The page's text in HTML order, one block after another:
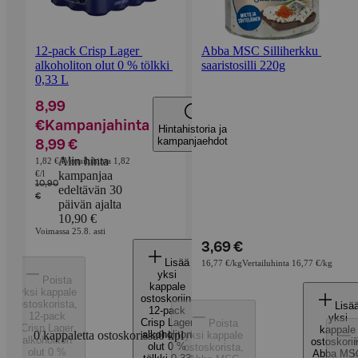
12-pack Crisp Lager
alkoholiton olut 0 % tölkki
0,33 L
8,99
€ Kampanjahinta
8,99 €
Hintahistoria ja
kampanjaehdot
10,90
€
Alin hinta
kampanjaa
edeltävän 30
päivän ajalta
10,90 €
1,82 €/lVertailuhinta 1,82
€/l
Voimassa 25.8. asti
Poista
yksi kappale
ostoskorista,
12-pack
Crisp Lager
alkoholiton
olut 0 %
0 kappaletta ostoskorissa0 kpl
Lisää
yksi
kappale
ostoskoriin,
12-pack
Crisp Lager
alkoholiton
olut 0 %
Abba MSC Silliherkku
saaristosilli 220g
3,69 €
16,77 €/kgVertailuhinta 16,77 €/kg
Poista
yksi kappale
ostoskorista,
yksi
kappale
Abba